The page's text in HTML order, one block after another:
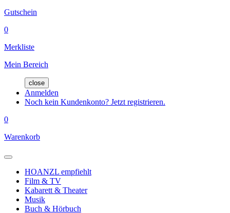
Gutschein
0
Merkliste
Mein Bereich
close
Anmelden
Noch kein Kundenkonto? Jetzt registrieren.
0
Warenkorb
HOANZL empfiehlt
Film & TV
Kabarett & Theater
Musik
Buch & Hörbuch